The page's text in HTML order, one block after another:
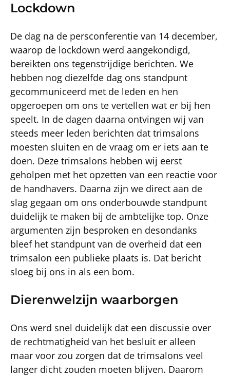
Lockdown
De dag na de persconferentie van 14 december,
waarop de lockdown werd aangekondigd,
bereikten ons tegenstrijdige berichten. We
hebben nog diezelfde dag ons standpunt
gecommuniceerd met de leden en hen
opgeroepen om ons te vertellen wat er bij hen
speelt. In de dagen daarna ontvingen wij van
steeds meer leden berichten dat trimsalons
moesten sluiten en de vraag om er iets aan te
doen. Deze trimsalons hebben wij eerst
geholpen met het opzetten van een reactie voor
de handhavers. Daarna zijn we direct aan de
slag gegaan om ons onderbouwde standpunt
duidelijk te maken bij de ambtelijke top. Onze
argumenten zijn besproken en desondanks
bleef het standpunt van de overheid dat een
trimsalon een publieke plaats is. Dat bericht
sloeg bij ons in als een bom.
Dierenwelzijn waarborgen
Ons werd snel duidelijk dat een discussie over
de rechtmatigheid van het besluit er alleen
maar voor zou zorgen dat de trimsalons veel
langer dicht zouden moeten blijven. Daarom